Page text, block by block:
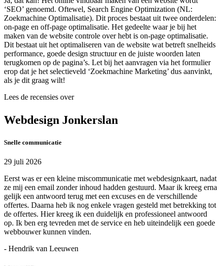
‘SEO’ genoemd. Oftewel, Search Engine Optimization (NL:
Zoekmachine Optimalisatie). Dit proces bestaat uit twee onderdelen:
on-page en off-page optimalisatie. Het gedeelte waar je bij het
maken van de website controle over hebt is on-page optimalisatie.
Dit bestaat uit het optimaliseren van de website wat betreft snelheids
performance, goede design structuur en de juiste woorden laten
terugkomen op de pagina’s. Let bij het aanvragen via het formulier
erop dat je het selectieveld ‘Zoekmachine Marketing’ dus aanvinkt,
als je dit graag wilt!
Lees de recensies over
Webdesign Jonkerslan
Snelle communicatie
29 juli 2026
Eerst was er een kleine miscommunicatie met webdesignkaart, nadat
ze mij een email zonder inhoud hadden gestuurd. Maar ik kreeg erna
gelijk een antwoord terug met een excuses en de verschillende
offertes. Daarna heb ik nog enkele vragen gesteld met betrekking tot
de offertes. Hier kreeg ik een duidelijk en professioneel antwoord
op. Ik ben erg tevreden met de service en heb uiteindelijk een goede
webbouwer kunnen vinden.
- Hendrik van Leeuwen